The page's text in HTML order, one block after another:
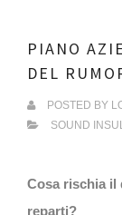
PIANO
DEL
POSTED BY
SOUND
Cosa rischia il
reparti?